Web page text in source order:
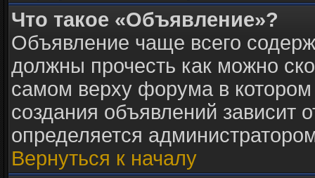
Что такое «Объявление»?
Объявление чаще всего
должны прочесть как можно
самом верху форума в
создания объявлений зависит
определяется
Вернуться к началу